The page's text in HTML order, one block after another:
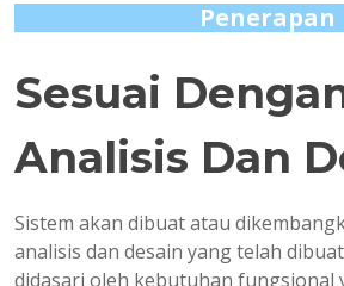
Penerapan
Sesuai
Analisis Dan
Sistem akan dibuat atau
analisis dan desain yang telah
didasari oleh kebutuhan fungsional